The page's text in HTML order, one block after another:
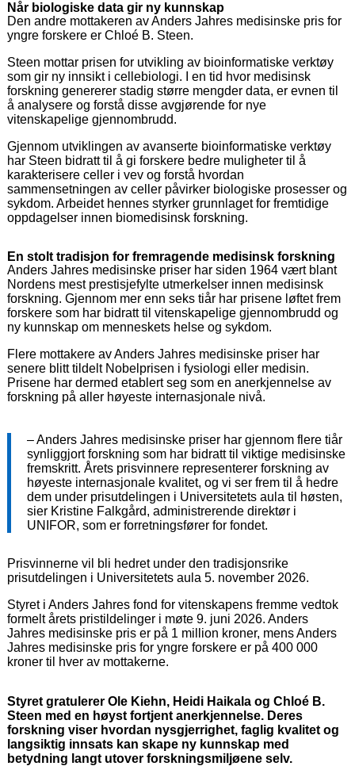
Når biologiske data gir ny kunnskap
Den andre mottakeren av Anders Jahres medisinske pris for
yngre forskere er Chloé B. Steen.
Steen mottar prisen for utvikling av bioinformatiske verktøy
som gir ny innsikt i cellebiologi. I en tid hvor medisinsk
forskning genererer stadig større mengder data, er evnen til
å analysere og forstå disse avgjørende for nye
vitenskapelige gjennombrudd.
Gjennom utviklingen av avanserte bioinformatiske verktøy
har Steen bidratt til å gi forskere bedre muligheter til å
karakterisere celler i vev og forstå hvordan
sammensetningen av celler påvirker biologiske prosesser og
sykdom. Arbeidet hennes styrker grunnlaget for fremtidige
oppdagelser innen biomedisinsk forskning.
En stolt tradisjon for fremragende medisinsk forskning
Anders Jahres medisinske priser har siden 1964 vært blant
Nordens mest prestisjefylte utmerkelser innen medisinsk
forskning. Gjennom mer enn seks tiår har prisene løftet frem
forskere som har bidratt til vitenskapelige gjennombrudd og
ny kunnskap om menneskets helse og sykdom.
Flere mottakere av Anders Jahres medisinske priser har
senere blitt tildelt Nobelprisen i fysiologi eller medisin.
Prisene har dermed etablert seg som en anerkjennelse av
forskning på aller høyeste internasjonale nivå.
– Anders Jahres medisinske priser har gjennom flere tiår
synliggjort forskning som har bidratt til viktige medisinske
fremskritt. Årets prisvinnere representerer forskning av
høyeste internasjonale kvalitet, og vi ser frem til å hedre
dem under prisutdelingen i Universitetets aula til høsten,
sier Kristine Falkgård, administrerende direktør i
UNIFOR, som er forretningsfører for fondet.
Prisvinnerne vil bli hedret under den tradisjonsrike
prisutdelingen i Universitetets aula 5. november 2026.
Styret i Anders Jahres fond for vitenskapens fremme vedtok
formelt årets pristildelinger i møte 9. juni 2026. Anders
Jahres medisinske pris er på 1 million kroner, mens Anders
Jahres medisinske pris for yngre forskere er på 400 000
kroner til hver av mottakerne.
Styret gratulerer Ole Kiehn, Heidi Haikala og Chloé B.
Steen med en høyst fortjent anerkjennelse. Deres
forskning viser hvordan nysgjerrighet, faglig kvalitet og
langsiktig innsats kan skape ny kunnskap med
betydning langt utover forskningsmiljøene selv.